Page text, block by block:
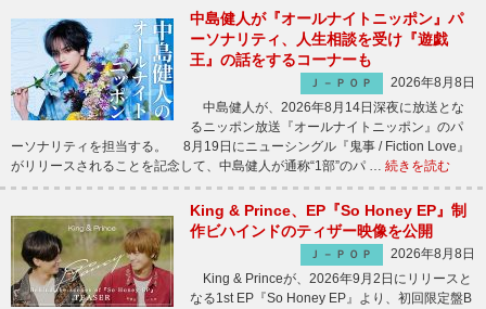
中島健人が『オールナイトニッポン』パ
ーソナリティ、人生相談を受け『遊戯
王』の話をするコーナーも
Ｊ－ＰＯＰ
2026年8月8日
中島健人が、2026年8月14日深夜に放送とな
るニッポン放送『オールナイトニッポン』のパ
ーソナリティを担当する。 8月19日にニューシングル『鬼事 / Fiction Love』
がリリースされることを記念して、中島健人が通称“1部”のパ … 続きを読む
King & Prince、EP『So Honey EP』制
作ビハインドのティザー映像を公開
Ｊ－ＰＯＰ
2026年8月8日
King & Princeが、2026年9月2日にリリースと
なる1st EP『So Honey EP』より、初回限定盤B